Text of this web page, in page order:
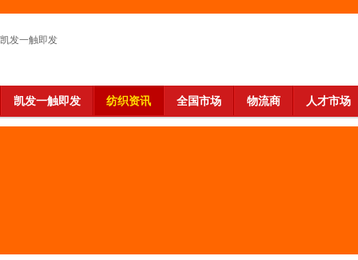
凯发一触即发
凯发一触即发 纺织资讯 全国市场 物流商 人才市场